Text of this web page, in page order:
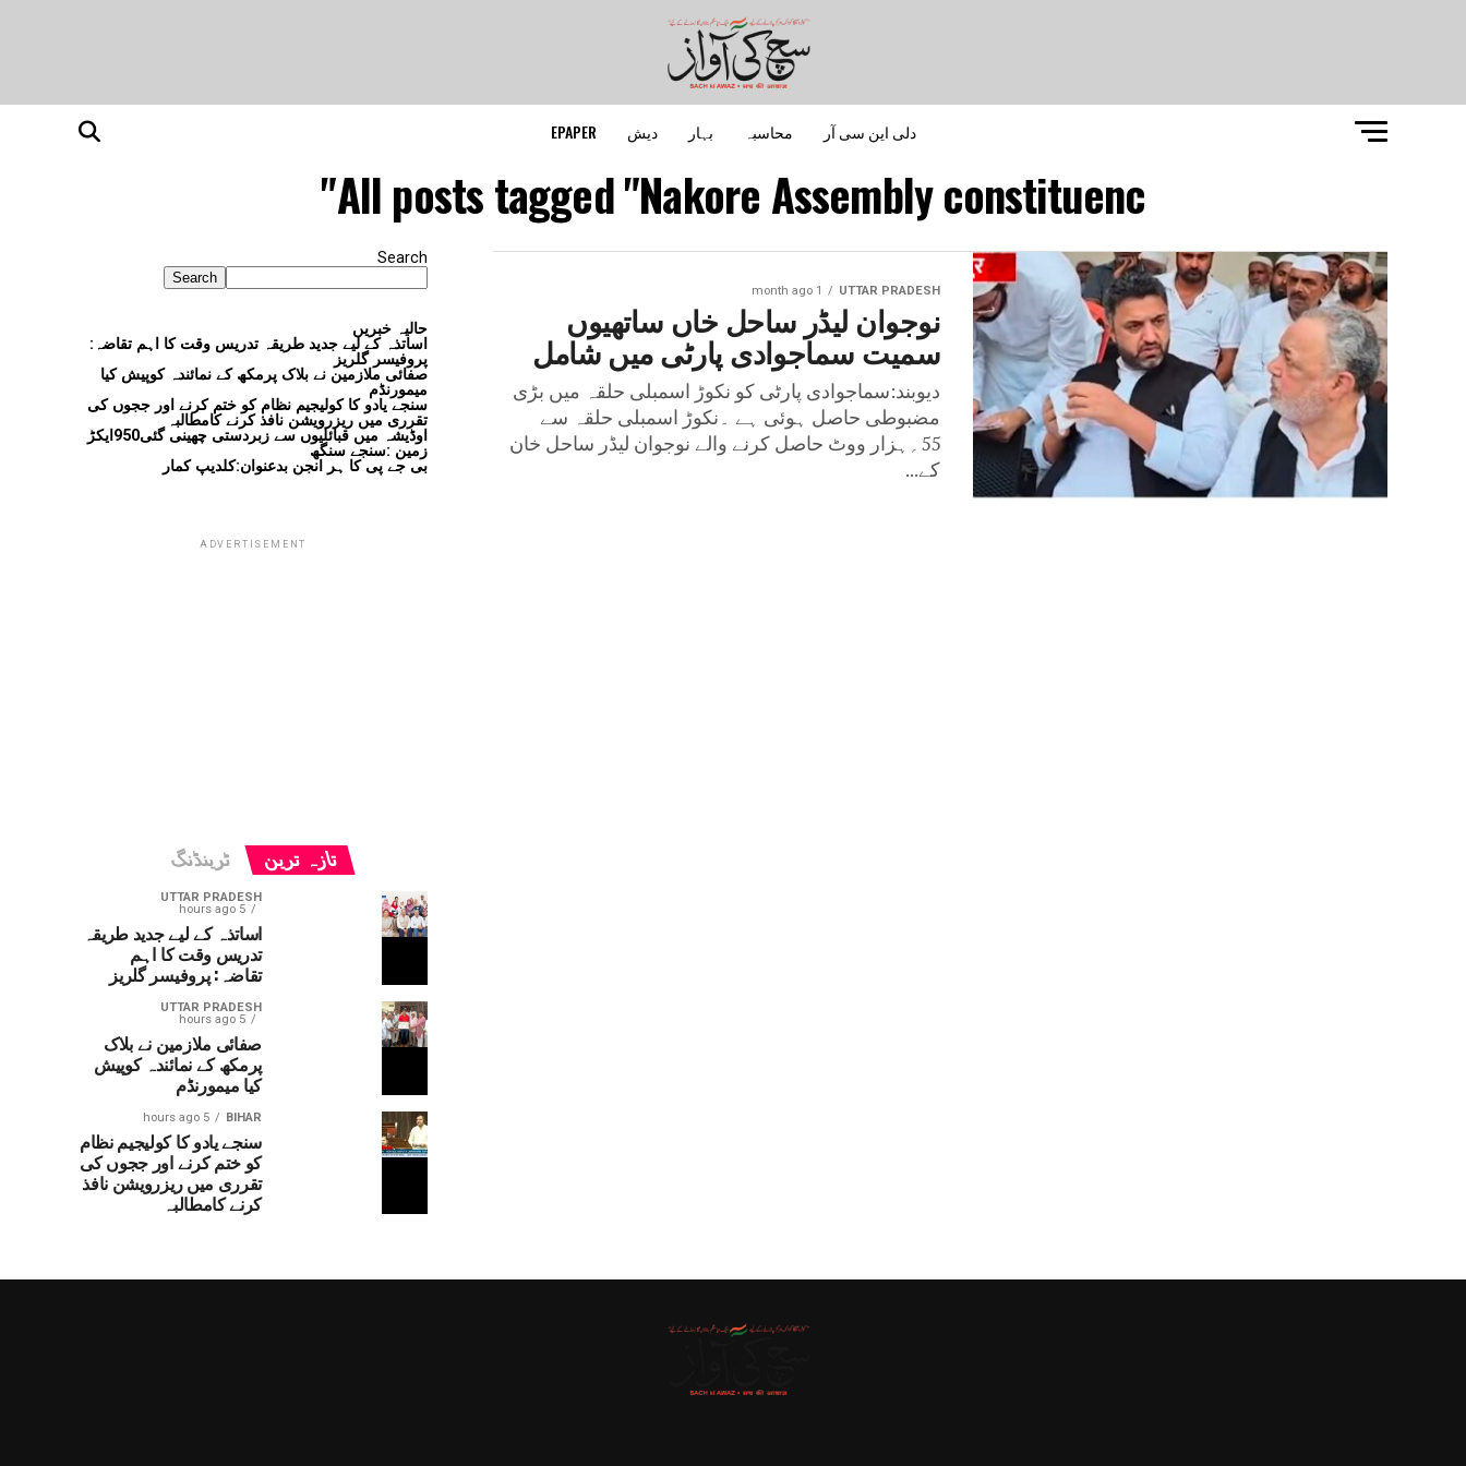
دلی این سی آر محاسبہ بہار دیش EPAPER
All posts tagged "Nakore Assembly constituenc"
UTTAR PRADESH
1 month ago
نوجوان لیڈر ساحل خاں ساتھیوں
سمیت سماجوادی پارٹی میں شامل
دیوبند:سماجوادی پارٹی کو نکوڑ اسمبلی حلقہ میں بڑی
مضبوطی حاصل ہوئی ہے ۔نکوڑ اسمبلی حلقہ سے
55؍ہزار ووٹ حاصل کرنے والے نوجوان لیڈر ساحل خان
کے...
Search
Search
حالیہ خبریں
اساتذہ کے لیے جدید طریقہ تدریس وقت کا اہم تقاضہ:
پروفیسر گلریز
صفائی ملازمین نے بلاک پرمکھ کے نمائندہ کوپیش کیا
میمورنڈم
سنجے یادو کا کولیجیم نظام کو ختم کرنے اور ججوں کی
تقرری میں ریزرویشن نافذ کرنے کامطالبہ
اوڈیشہ میں قبائلیوں سے زبردستی چھینی گئی950ایکڑ
زمین :سنجے سنگھ
بی جے پی کا ہر انجن بدعنوان:کلدیپ کمار
ADVERTISEMENT
تازہ ترین ٹرینڈنگ
UTTAR PRADESH
5 hours ago
اساتذہ کے لیے جدید طریقہ
تدریس وقت کا اہم
تقاضہ: پروفیسر گلریز
UTTAR PRADESH
5 hours ago
صفائی ملازمین نے بلاک
پرمکھ کے نمائندہ کوپیش
کیا میمورنڈم
BIHAR
5 hours ago
سنجے یادو کا کولیجیم نظام
کو ختم کرنے اور ججوں کی
تقرری میں ریزرویشن نافذ
کرنے کامطالبہ